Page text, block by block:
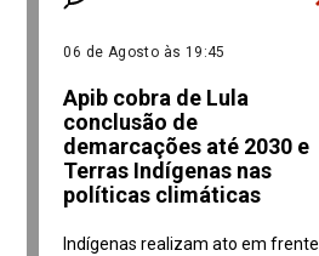
06 de Agosto às 19:45
Apib cobra de Lula
conclusão de
demarcações até 2030 e
Terras Indígenas nas
políticas climáticas
Indígenas realizam ato em frente